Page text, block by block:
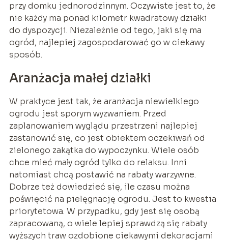
przy domku jednorodzinnym. Oczywiste jest to, że
nie każdy ma ponad kilometr kwadratowy działki
do dyspozycji. Niezależnie od tego, jaki się ma
ogród, najlepiej zagospodarować go w ciekawy
sposób.
Aranżacja małej działki
W praktyce jest tak, że aranżacja niewielkiego
ogrodu jest sporym wyzwaniem. Przed
zaplanowaniem wyglądu przestrzeni najlepiej
zastanowić się, co jest obiektem oczekiwań od
zielonego zakątka do wypoczynku. Wiele osób
chce mieć mały ogród tylko do relaksu. Inni
natomiast chcą postawić na rabaty warzywne.
Dobrze też dowiedzieć się, ile czasu można
poświęcić na pielęgnację ogrodu. Jest to kwestia
priorytetowa. W przypadku, gdy jest się osobą
zapracowaną, o wiele lepiej sprawdzą się rabaty
wyższych traw ozdobione ciekawymi dekoracjami